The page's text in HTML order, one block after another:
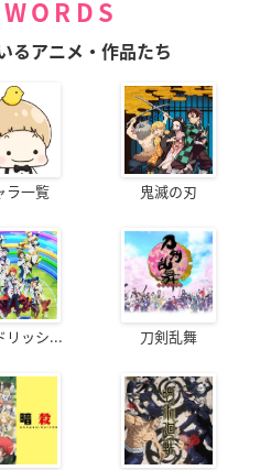
るアニメ・作品たち
ラ一覧 鬼滅の刃
リッシ... 刀剣乱舞